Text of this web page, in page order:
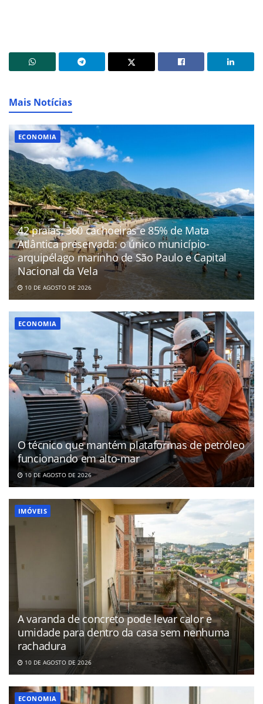
Mais Notícias
ECONOMIA
42 praias, 360 cachoeiras e 85% de Mata
Atlântica preservada: o único município-
arquipélago marinho de São Paulo e Capital
Nacional da Vela
10 DE AGOSTO DE 2026
ECONOMIA
O técnico que mantém plataformas de petróleo
funcionando em alto-mar
10 DE AGOSTO DE 2026
IMÓVEIS
A varanda de concreto pode levar calor e
umidade para dentro da casa sem nenhuma
rachadura
10 DE AGOSTO DE 2026
ECONOMIA